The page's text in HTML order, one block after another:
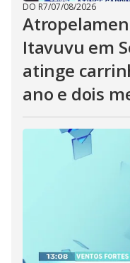
DO R7/07/08/2026
Itavuvu em
atinge
ano e dois